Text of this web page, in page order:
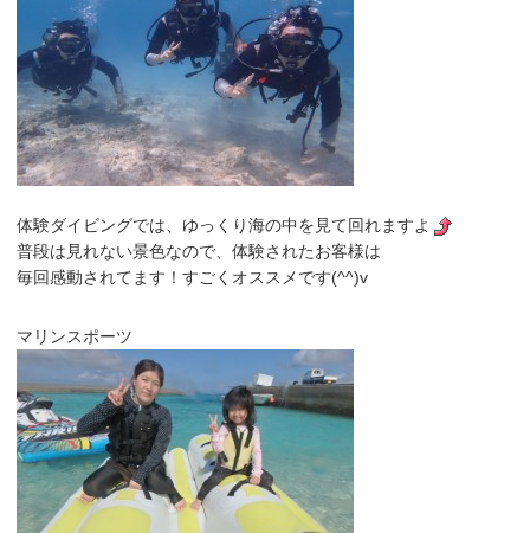
体験ダイビングでは、ゆっくり海の中を見て回れますよ
普段は見れない景色なので、体験されたお客様は
毎回感動されてます！すごくオススメです(^^)v
マリンスポーツ